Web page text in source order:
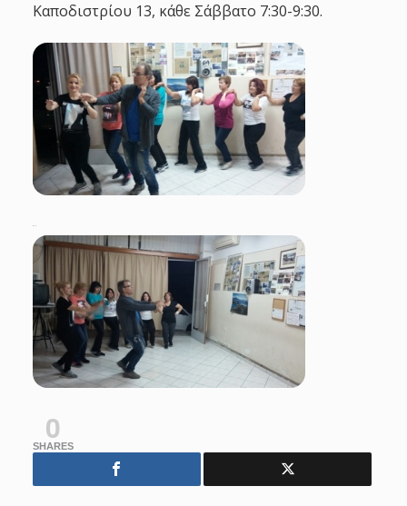
Καποδιστρίου 13, κάθε Σάββατο 7:30-9:30.
0
SHARES